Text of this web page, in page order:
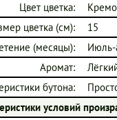
Цвет цветка:
цветка (см):
15
(месяцы):
Июль-
Аромат:
бутона:
условий